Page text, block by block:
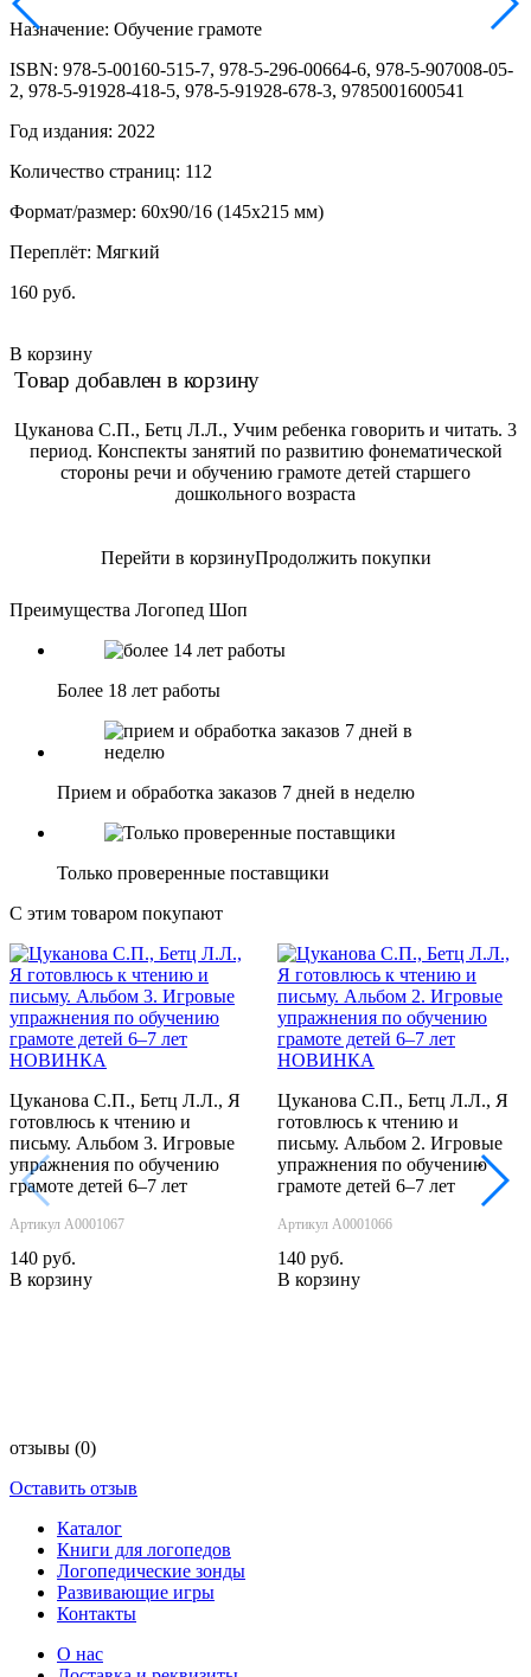
Назначение: Обучение грамоте
ISBN: 978-5-00160-515-7, 978-5-296-00664-6, 978-5-907008-05-
2, 978-5-91928-418-5, 978-5-91928-678-3, 9785001600541
Год издания: 2022
Количество страниц: 112
Формат/размер: 60x90/16 (145x215 мм)
Переплёт: Мягкий
160 руб.
В корзину
Товар добавлен в корзину
Цуканова С.П., Бетц Л.Л., Учим ребенка говорить и читать. 3
период. Конспекты занятий по развитию фонематической
стороны речи и обучению грамоте детей старшего
дошкольного возраста
Перейти в корзинуПродолжить покупки
Преимущества Логопед Шоп
Более 18 лет работы
Прием и обработка заказов 7 дней в неделю
Только проверенные поставщики
С этим товаром покупают
НОВИНКА
Цуканова С.П., Бетц Л.Л., Я
готовлюсь к чтению и
письму. Альбом 3. Игровые
упражнения по обучению
грамоте детей 6–7 лет
Артикул А0001067
140 руб.
В корзину
НОВИНКА
Цуканова С.П., Бетц Л.Л., Я
готовлюсь к чтению и
письму. Альбом 2. Игровые
упражнения по обучению
грамоте детей 6–7 лет
Артикул А0001066
140 руб.
В корзину
‹ ›
отзывы (0)
Оставить отзыв
Каталог
Книги для логопедов
Логопедические зонды
Развивающие игры
Контакты
О нас